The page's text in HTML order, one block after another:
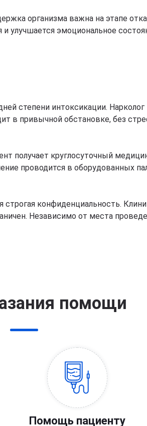
организма важна на этапе
улучшается эмоциональное
степени интоксикации.
в привычной обстановке, без
получает круглосуточный
проводится в оборудованных
конфиденциальность.
Независимо от места
помощи
Помощь пациенту